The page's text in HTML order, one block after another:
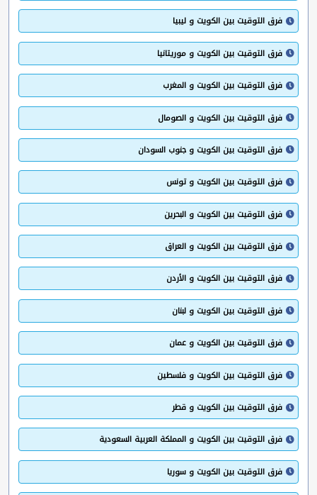
فرق التوقيت بين الكويت و ليبيا
فرق التوقيت بين الكويت و موريتانيا
فرق التوقيت بين الكويت و المغرب
فرق التوقيت بين الكويت و الصومال
فرق التوقيت بين الكويت و جنوب السودان
فرق التوقيت بين الكويت و تونس
فرق التوقيت بين الكويت و البحرين
فرق التوقيت بين الكويت و العراق
فرق التوقيت بين الكويت و الأردن
فرق التوقيت بين الكويت و لبنان
فرق التوقيت بين الكويت و عمان
فرق التوقيت بين الكويت و فلسطين
فرق التوقيت بين الكويت و قطر
فرق التوقيت بين الكويت و المملكة العربية السعودية
فرق التوقيت بين الكويت و سوريا